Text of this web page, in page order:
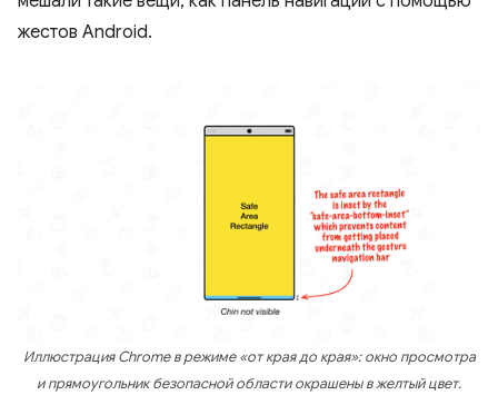
жестов Android.
Иллюстрация Chrome в режиме «от края до края»: окно просмотра
и прямоугольник безопасной области окрашены в желтый цвет.